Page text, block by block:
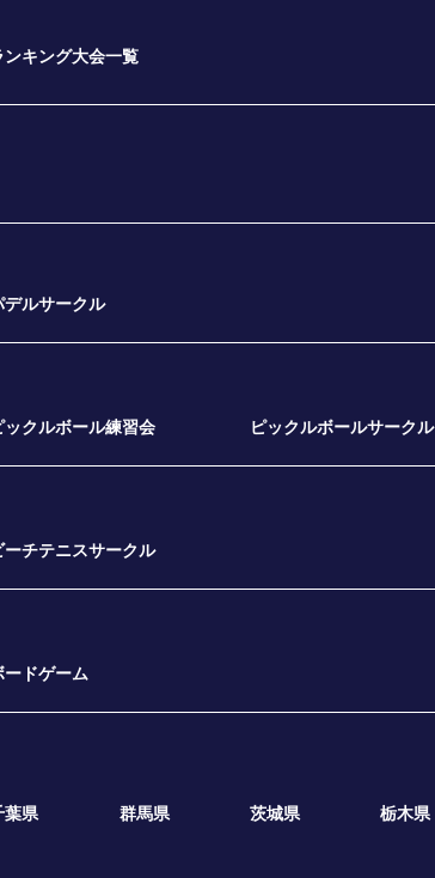
ンキング大会一覧
デルサークル
ックルボール練習会 ピックルボールサークル
ーチテニスサークル
ードゲーム
葉県 群馬県 茨城県 栃木県